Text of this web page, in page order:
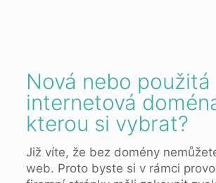
Nová nebo použitá
internetová
kterou si vybrat?
Již víte, že bez domény
web. Proto byste si v rámci